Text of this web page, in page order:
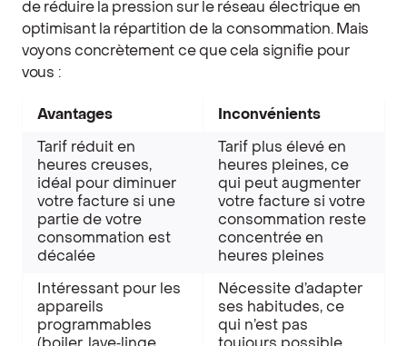
de réduire la pression sur le réseau électrique en
optimisant la répartition de la consommation. Mais
voyons concrètement ce que cela signifie pour
vous :
Avantages Inconvénients
Tarif réduit en
heures creuses,
idéal pour diminuer
votre facture si une
partie de votre
consommation est
décalée
Tarif plus élevé en
heures pleines, ce
qui peut augmenter
votre facture si votre
consommation reste
concentrée en
heures pleines
Intéressant pour les
appareils
programmables
Nécessite d’adapter
ses habitudes, ce
qui n’est pas